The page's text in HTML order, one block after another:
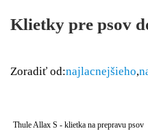
Klietky pre psov
Zoradiť od:najlacnejšieho,
Thule Allax S - klietka na prepravu psov